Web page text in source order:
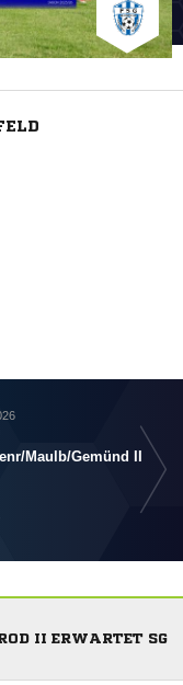
​Maulb/​Gemünd II
II ERWARTET SG